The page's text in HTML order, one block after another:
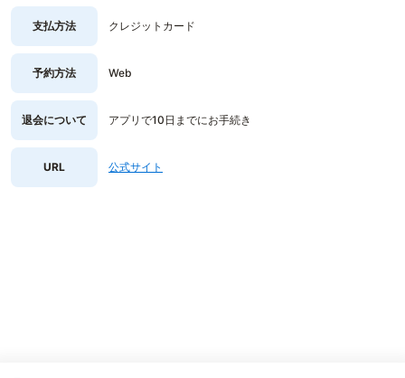
支払方法 クレジットカード
予約方法 Web
退会について アプリで10日までにお手続き
URL 公式サイト